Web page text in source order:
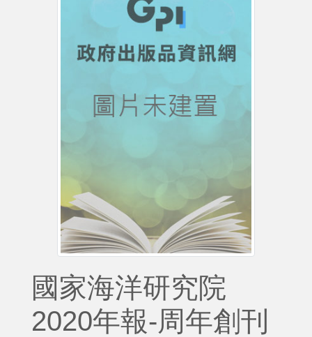
國家海洋研究院
2020年報-周年創刊